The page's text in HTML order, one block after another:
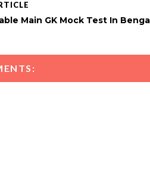
Main GK Mock Test In